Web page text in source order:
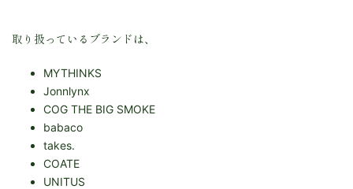
取り扱っているブランドは、
MYTHINKS
Jonnlynx
COG THE BIG SMOKE
babaco
takes.
COATE
UNITUS